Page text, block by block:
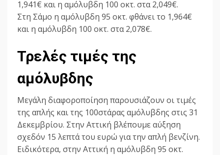
1,941€ και η αμόλυβδη 100 οκτ. στα 2,049€.
Στη Σάμο η αμόλυβδη 95 οκτ. φθάνει το 1,964€
και η αμόλυβδη 100 οκτ. στα 2,078€.
Τρελές τιμές της
αμόλυβδης
Μεγάλη διαφοροποίηση παρουσιάζουν οι τιμές
της απλής και της 100στάρας αμόλυβδης στις 31
Δεκεμβρίου. Στην Αττική βλέπουμε αύξηση
σχεδόν 15 λεπτά του ευρώ για την απλή βενζίνη.
Ειδικότερα, στην Αττική η αμόλυβδη 95 οκτ.